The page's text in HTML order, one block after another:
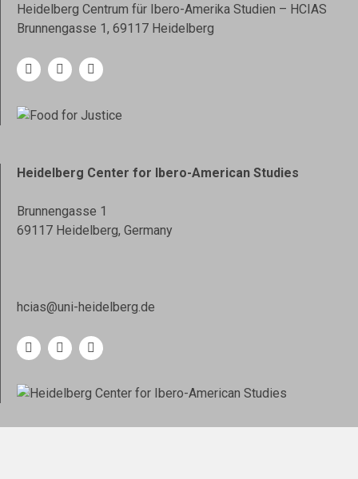
Heidelberg Centrum für Ibero-Amerika Studien – HCIAS
Brunnengasse 1, 69117 Heidelberg
Heidelberg Center for Ibero-American Studies
Brunnengasse 1
69117 Heidelberg, Germany
hcias@uni-heidelberg.de